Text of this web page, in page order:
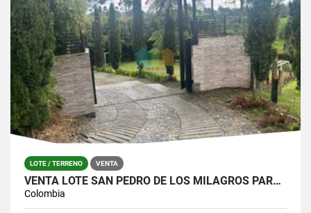
LOTE / TERRENO VENTA
VENTA LOTE SAN PEDRO DE LOS MILAGROS PARCELACION TIKAL
Colombia